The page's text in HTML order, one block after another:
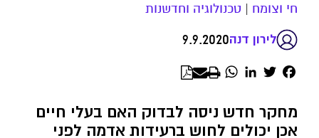
חי וצומח | טכנולוגיה וחדשנות
לירון דנה9.9.2020
Facebook
Twitter
LinkedIn
WhatsApp
מחקר חדש ניסה לבדוק האם בעלי חיים
אכן יכולים לחוש ברעידות אדמה לפני